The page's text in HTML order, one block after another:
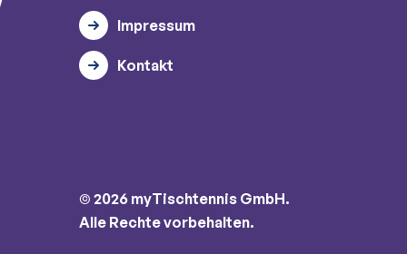
Impressum
Kontakt
© 2026 myTischtennis GmbH.
Alle Rechte vorbehalten.